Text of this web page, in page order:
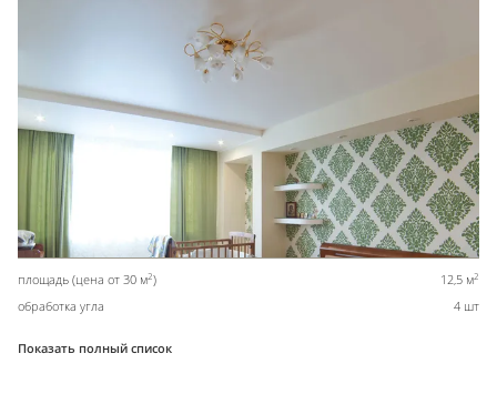
площадь (цена от 30 м2) 12,5 м2
обработка угла 4 шт
Показать полный список